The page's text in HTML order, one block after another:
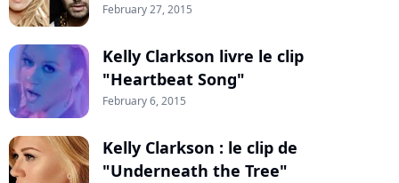
February 27, 2015
Kelly Clarkson livre le clip
"Heartbeat Song"
February 6, 2015
Kelly Clarkson : le clip de
"Underneath the Tree"